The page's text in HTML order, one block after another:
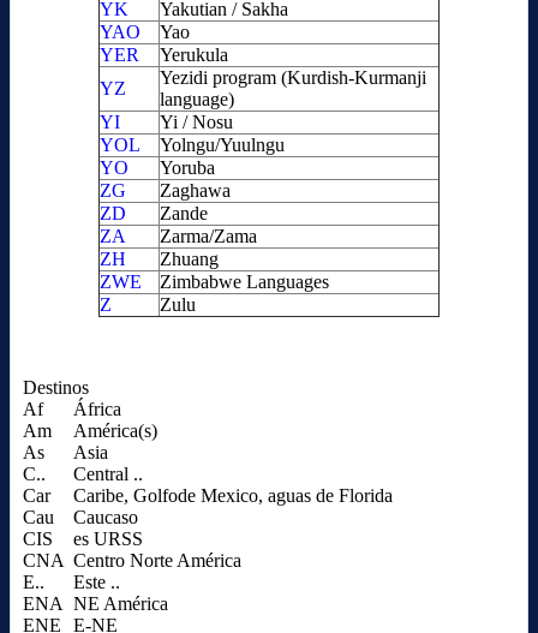
YK
Yakutian / Sakha
YAO
Yao
YER
Yerukula
YZ
Yezidi program (Kurdish-Kurmanji
language)
YI
Yi / Nosu
YOL
Yolngu/Yuulngu
YO
Yoruba
ZG
Zaghawa
ZD
Zande
ZA
Zarma/Zama
ZH
Zhuang
ZWE
Zimbabwe Languages
Z
Zulu
Destinos
Af
África
Am
América(s)
As
Asia
C..
Central ..
Car
Caribe, Golfode Mexico, aguas de Florida
Cau
Caucaso
CIS
es URSS
CNA Centro Norte América
E..
Este ..
ENA NE América
ENE
E-NE